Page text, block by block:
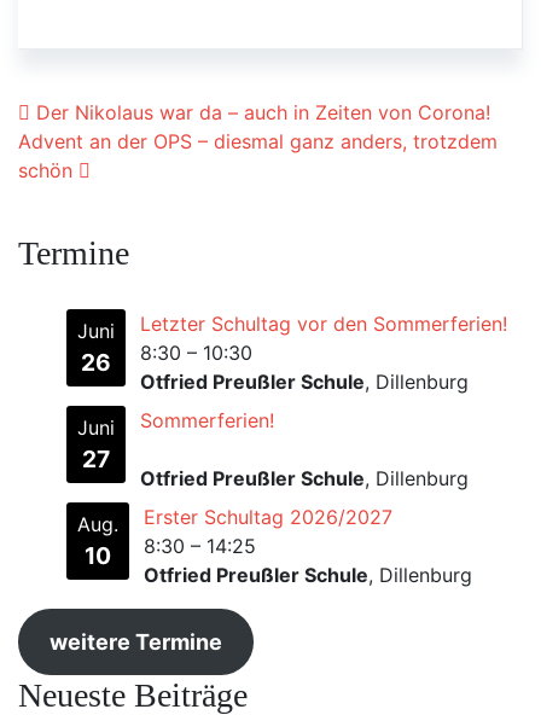
Beitrags-Navigation
Der Nikolaus war da – auch in Zeiten von Corona!
Advent an der OPS – diesmal ganz anders, trotzdem
schön
Termine
Juni
26
Letzter Schultag vor den Sommerferien!
8:30 – 10:30
Otfried Preußler Schule, Dillenburg
Juni
27
Sommerferien!
Otfried Preußler Schule, Dillenburg
Aug.
10
Erster Schultag 2026/2027
8:30 – 14:25
Otfried Preußler Schule, Dillenburg
weitere Termine
Neueste Beiträge